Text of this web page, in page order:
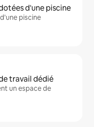
d'une piscine
piscine
travail dédié
un espace de